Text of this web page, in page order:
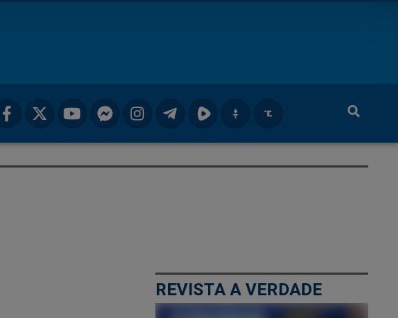
REVISTA A VERDADE